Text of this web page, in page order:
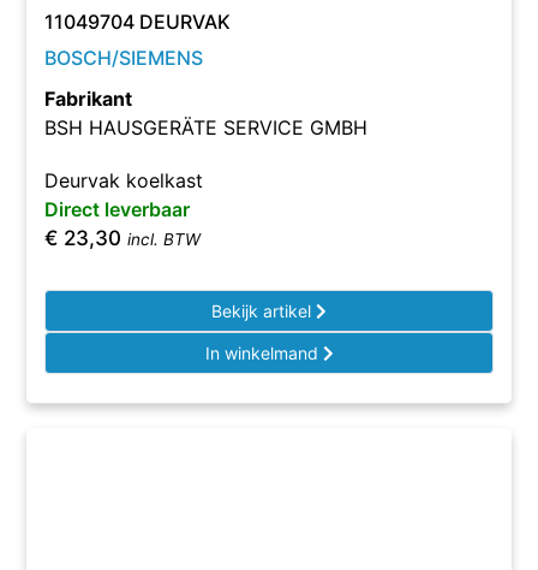
11049704 DEURVAK
BOSCH/SIEMENS
Fabrikant
BSH HAUSGERÄTE SERVICE GMBH
Deurvak koelkast
Direct leverbaar
€ 23,30 incl. BTW
Bekijk artikel
In winkelmand